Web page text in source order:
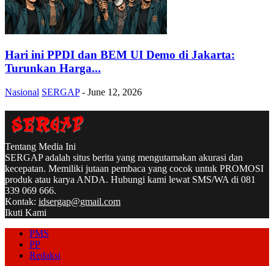
Hari ini PPDI dan BEM UI Demo di Jakarta:
Turunkan Harga...
Nasional SERGAP - June 12, 2026
Tentang Media Ini
SERGAP adalah situs berita yang mengutamakan akurasi dan
kecepatan. Memiliki jutaan pembaca yang cocok untuk PROMOSI
produk atau karya ANDA. Hubungi kami lewat SMS/WA di 081
339 069 666.
Kontak: idsergap@gmail.com
Ikuti Kami
PMS
PP
Redaksi